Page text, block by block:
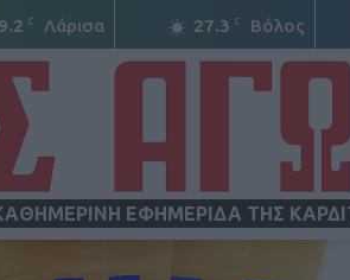
C Λάρισα 27.3 C Βόλος
ΕΦΗΜΕΡΙΔΑ ΤΗΣ